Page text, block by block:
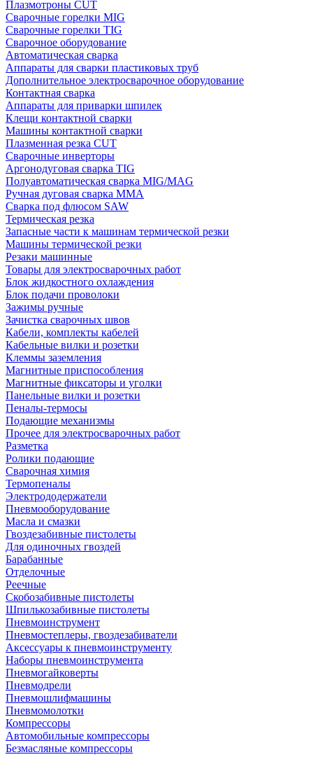
Плазмотроны CUT
Сварочные горелки MIG
Сварочные горелки TIG
Сварочное оборудование
Автоматическая сварка
Аппараты для сварки пластиковых труб
Дополнительное электросварочное оборудование
Контактная сварка
Аппараты для приварки шпилек
Клещи контактной сварки
Машины контактной сварки
Плазменная резка CUT
Сварочные инверторы
Аргонодуговая сварка TIG
Полуавтоматическая сварка MIG/MAG
Ручная дуговая сварка MMA
Сварка под флюсом SAW
Термическая резка
Запасные части к машинам термической резки
Машины термической резки
Резаки машинные
Товары для электросварочных работ
Блок жидкостного охлаждения
Блок подачи проволоки
Зажимы ручные
Зачистка сварочных швов
Кабели, комплекты кабелей
Кабельные вилки и розетки
Клеммы заземления
Магнитные приспособления
Магнитные фиксаторы и уголки
Панельные вилки и розетки
Пеналы-термосы
Подающие механизмы
Прочее для электросварочных работ
Разметка
Ролики подающие
Сварочная химия
Термопеналы
Электрододержатели
Пневмооборудование
Масла и смазки
Гвоздезабивные пистолеты
Для одиночных гвоздей
Барабанные
Отделочные
Реечные
Скобозабивные пистолеты
Шпилькозабивные пистолеты
Пневмоинструмент
Пневмостеплеры, гвоздезабиватели
Аксессуары к пневмоинструменту
Наборы пневмоинструмента
Пневмогайковерты
Пневмодрели
Пневмошлифмашины
Пневмомолотки
Компрессоры
Автомобильные компрессоры
Безмасляные компрессоры